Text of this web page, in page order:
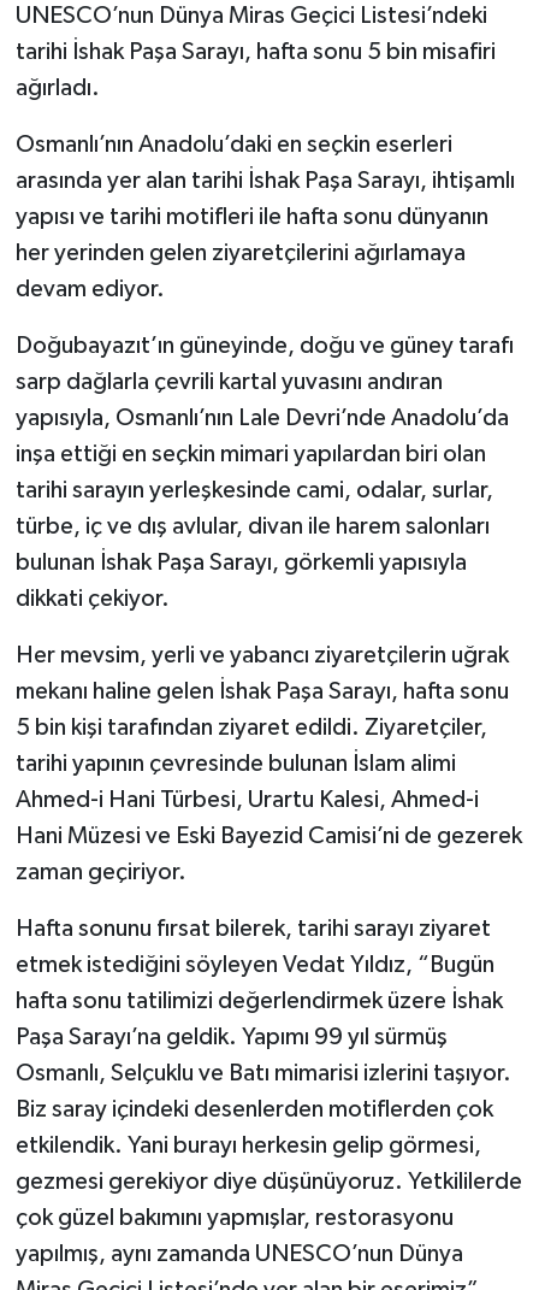
UNESCO’nun Dünya Miras Geçici Listesi’ndeki
tarihi İshak Paşa Sarayı, hafta sonu 5 bin misafiri
ağırladı.
Osmanlı’nın Anadolu’daki en seçkin eserleri
arasında yer alan tarihi İshak Paşa Sarayı, ihtişamlı
yapısı ve tarihi motifleri ile hafta sonu dünyanın
her yerinden gelen ziyaretçilerini ağırlamaya
devam ediyor.
Doğubayazıt’ın güneyinde, doğu ve güney tarafı
sarp dağlarla çevrili kartal yuvasını andıran
yapısıyla, Osmanlı’nın Lale Devri’nde Anadolu’da
inşa ettiği en seçkin mimari yapılardan biri olan
tarihi sarayın yerleşkesinde cami, odalar, surlar,
türbe, iç ve dış avlular, divan ile harem salonları
bulunan İshak Paşa Sarayı, görkemli yapısıyla
dikkati çekiyor.
Her mevsim, yerli ve yabancı ziyaretçilerin uğrak
mekanı haline gelen İshak Paşa Sarayı, hafta sonu
5 bin kişi tarafından ziyaret edildi. Ziyaretçiler,
tarihi yapının çevresinde bulunan İslam alimi
Ahmed-i Hani Türbesi, Urartu Kalesi, Ahmed-i
Hani Müzesi ve Eski Bayezid Camisi’ni de gezerek
zaman geçiriyor.
Hafta sonunu fırsat bilerek, tarihi sarayı ziyaret
etmek istediğini söyleyen Vedat Yıldız, “Bugün
hafta sonu tatilimizi değerlendirmek üzere İshak
Paşa Sarayı’na geldik. Yapımı 99 yıl sürmüş
Osmanlı, Selçuklu ve Batı mimarisi izlerini taşıyor.
Biz saray içindeki desenlerden motiflerden çok
etkilendik. Yani burayı herkesin gelip görmesi,
gezmesi gerekiyor diye düşünüyoruz. Yetkililerde
çok güzel bakımını yapmışlar, restorasyonu
yapılmış, aynı zamanda UNESCO’nun Dünya
BİLİM&TEKNOLOJİ
BÖLGE
TÜRKİYE
DÜNYA